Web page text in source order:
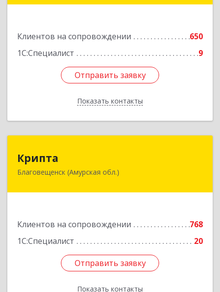
Клиентов на сопровождении
650
1С:Специалист
9
Отправить заявку
Показать контакты
Отправить заявку
Назад
Крипта
Благовещенск (Амурская обл.)
Клиентов на сопровождении
768
1С:Специалист
20
Отправить заявку
Показать контакты
675000, Амурская обл, Благовещенск г,
Отправить заявку
Назад